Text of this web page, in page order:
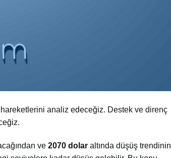
analiz edeceğiz. Destek ve direnç
ve 2070 dolar altında düşüş trendinin